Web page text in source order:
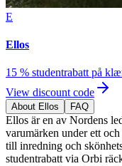
E
Ellos
15 % studentrabatt på
View discount code
About Ellos FAQ
Ellos är en av Nordens
varumärken under ett
till inredning och
studentrabatt via Orbi